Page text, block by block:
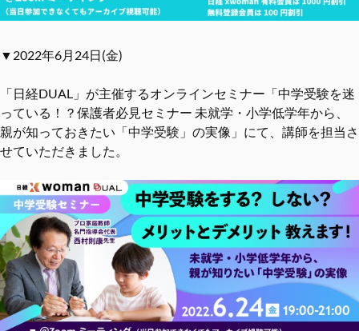
▼2022年6月24日(金)
「日経DUAL」が主催するオンラインセミナー「中学受験を迷
っている！？保護者必見セミナー 未就学・小学低学年から、
親が知っておきたい「中学受験」の実像」にて、講師を担当さ
せていただきました。